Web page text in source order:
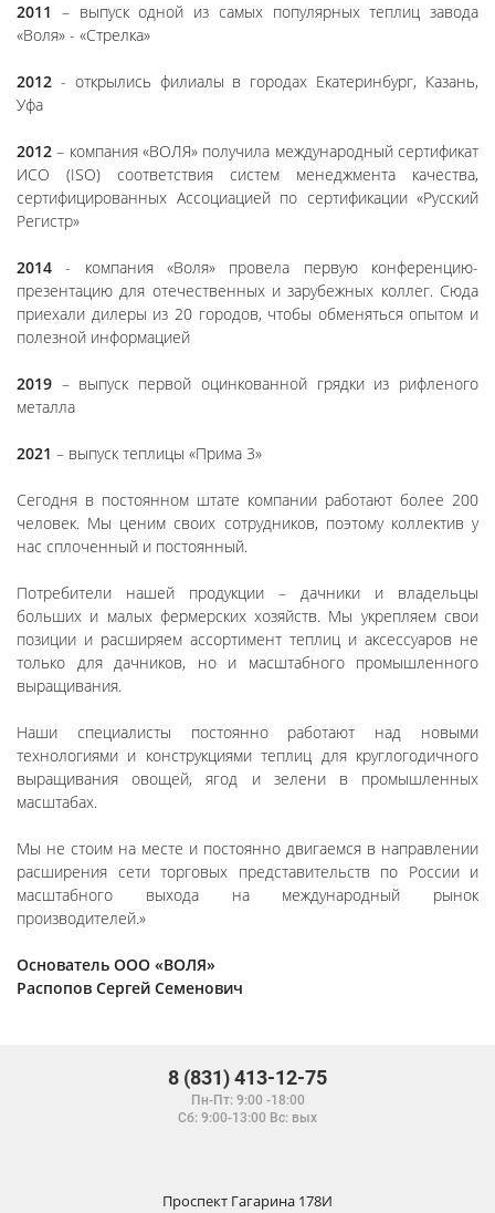
2011 – выпуск одной из самых популярных теплиц завода
«Воля» - «Стрелка»
2012 - открылись филиалы в городах Екатеринбург, Казань,
Уфа
2012 – компания «ВОЛЯ» получила международный сертификат
ИСО (ISO) соответствия систем менеджмента качества,
сертифицированных Ассоциацией по сертификации «Русский
Регистр»
2014 - компания «Воля» провела первую конференцию-
презентацию для отечественных и зарубежных коллег. Сюда
приехали дилеры из 20 городов, чтобы обменяться опытом и
полезной информацией
2019 – выпуск первой оцинкованной грядки из рифленого
металла
2021 – выпуск теплицы «Прима 3»
Сегодня в постоянном штате компании работают более 200
человек. Мы ценим своих сотрудников, поэтому коллектив у
нас сплоченный и постоянный.
Потребители нашей продукции – дачники и владельцы
больших и малых фермерских хозяйств. Мы укрепляем свои
позиции и расширяем ассортимент теплиц и аксессуаров не
только для дачников, но и масштабного промышленного
выращивания.
Наши специалисты постоянно работают над новыми
технологиями и конструкциями теплиц для круглогодичного
выращивания овощей, ягод и зелени в промышленных
масштабах.
Мы не стоим на месте и постоянно двигаемся в направлении
расширения сети торговых представительств по России и
масштабного выхода на международный рынок
производителей.»
Основатель ООО «ВОЛЯ»
Распопов Сергей Семенович
8 (831) 413-12-75
Пн-Пт: 9:00 -18:00
Сб: 9:00-13:00 Вс: вых
Проспект Гагарина 178И